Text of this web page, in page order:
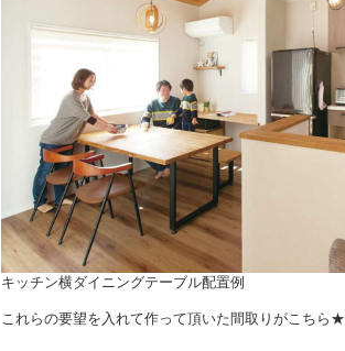
キッチン横ダイニングテーブル配置例
これらの要望を入れて作って頂いた間取りがこちら★